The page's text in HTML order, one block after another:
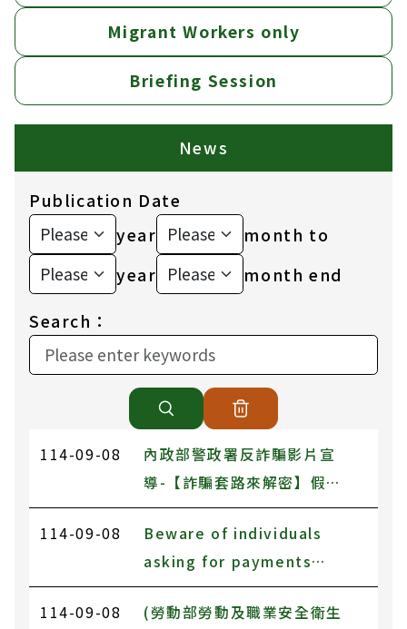
Migrant Workers only
Briefing Session
News
Publication Date
year
month to
year
month end
Search：
114-09-08
內政部警政署反詐騙影片宣
導-【詐騙套路來解密】假冒
公務機構
114-09-08
Beware of individuals
asking for payments
and disappearing when
transferring employers
114-09-08
(勞動部勞動及職業安全衛生